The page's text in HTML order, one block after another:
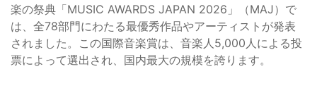
楽の祭典「MUSIC AWARDS JAPAN 2026」（MAJ）で
は、全78部門にわたる最優秀作品やアーティストが発表
されました。この国際音楽賞は、音楽人5,000人による投
票によって選出され、国内最大の規模を誇ります。